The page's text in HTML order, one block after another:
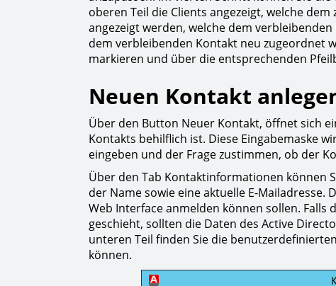
oberen Teil die Clients angezeigt, welche
angezeigt werden, welche dem
dem verbleibenden Kontakt neu zugeordnet
markieren und über die entsprechenden
Neuen Kontakt
Über den Button Neuer Kontakt, öffnet sich
Kontakts behilflich ist. Diese Eingabemaske
eingeben und der Frage zustimmen, ob der
Über den Tab Kontaktinformationen können
der Name sowie eine aktuelle E-
Web Interface anmelden können sollen.
geschieht, sollten die Daten des Active
unteren Teil finden Sie die
können.